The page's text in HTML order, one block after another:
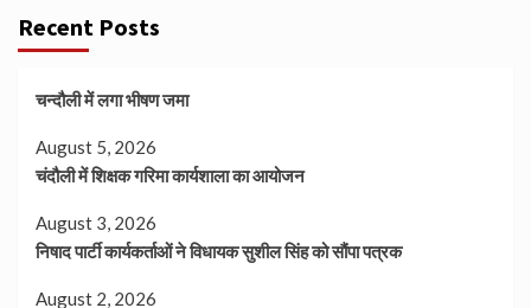
Recent Posts
चन्दौली में लगा भीषण जमा
August 5, 2026
चंदौली में शिक्षक गरिमा कार्यशाला का आयोजन
August 3, 2026
निषाद पार्टी कार्यकर्ताओं ने विधायक सुशील सिंह को सौंपा पत्रक
August 2, 2026